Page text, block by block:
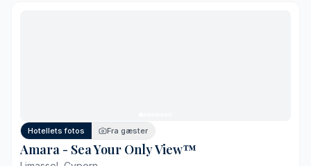
Hotellets fotos Fra gæster
Amara - Sea Your Only View™